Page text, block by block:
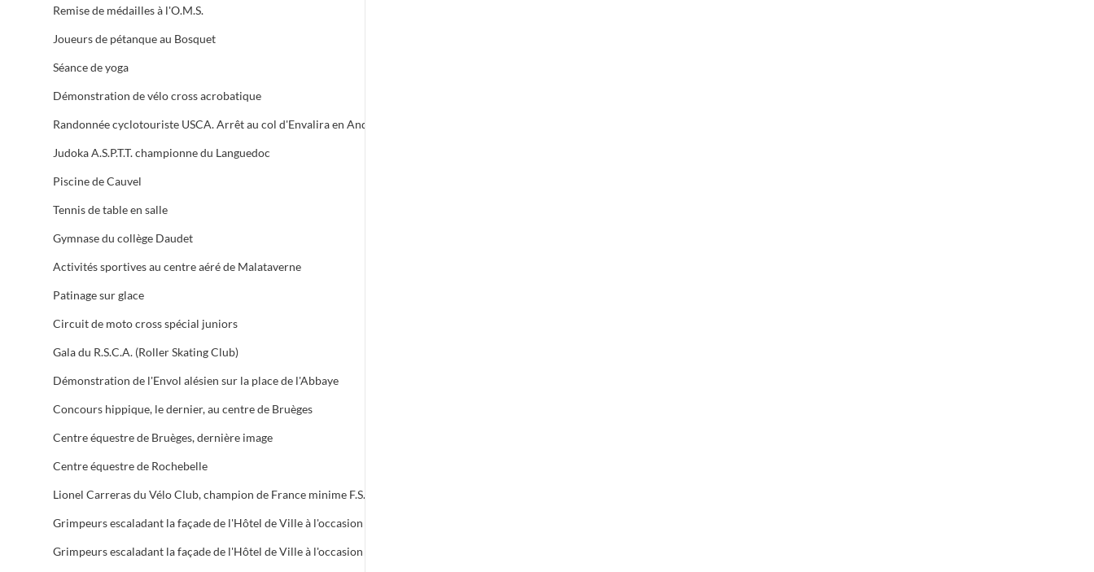
Remise de médailles à l'O.M.S.
Joueurs de pétanque au Bosquet
Séance de yoga
Démonstration de vélo cross acrobatique
Judoka A.S.P.T.T. championne du Languedoc
Piscine de Cauvel
Tennis de table en salle
Gymnase du collège Daudet
Activités sportives au centre aéré de Malataverne
Patinage sur glace
Circuit de moto cross spécial juniors
Gala du R.S.C.A. (Roller Skating Club)
Démonstration de l'Envol alésien sur la place de l'Abbaye
Concours hippique, le dernier, au centre de Bruèges
Centre équestre de Bruèges, dernière image
Centre équestre de Rochebelle